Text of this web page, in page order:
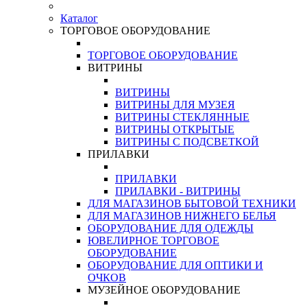
Каталог
ТОРГОВОЕ ОБОРУДОВАНИЕ
ТОРГОВОЕ ОБОРУДОВАНИЕ
ВИТРИНЫ
ВИТРИНЫ
ВИТРИНЫ ДЛЯ МУЗЕЯ
ВИТРИНЫ СТЕКЛЯННЫЕ
ВИТРИНЫ ОТКРЫТЫЕ
ВИТРИНЫ С ПОДСВЕТКОЙ
ПРИЛАВКИ
ПРИЛАВКИ
ПРИЛАВКИ - ВИТРИНЫ
ДЛЯ МАГАЗИНОВ БЫТОВОЙ ТЕХНИКИ
ДЛЯ МАГАЗИНОВ НИЖНЕГО БЕЛЬЯ
ОБОРУДОВАНИЕ ДЛЯ ОДЕЖДЫ
ЮВЕЛИРНОЕ ТОРГОВОЕ
ОБОРУДОВАНИЕ
ОБОРУДОВАНИЕ ДЛЯ ОПТИКИ И
ОЧКОВ
МУЗЕЙНОЕ ОБОРУДОВАНИЕ